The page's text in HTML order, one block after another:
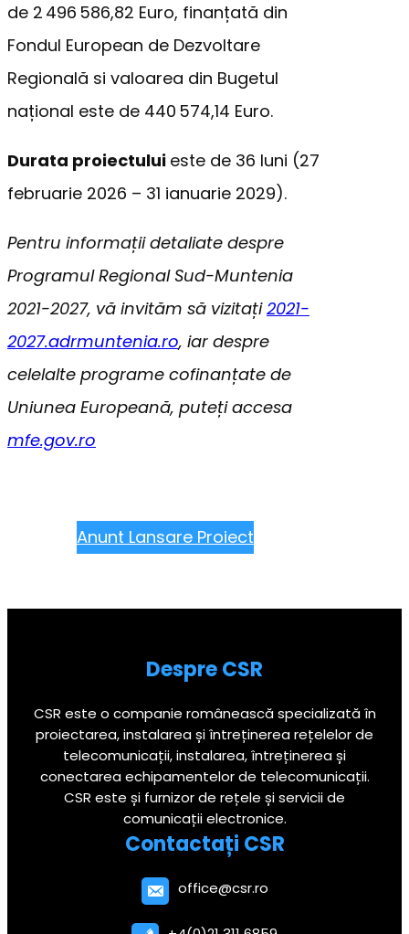
de 2 496 586,82 Euro, finanțată din
Fondul European de Dezvoltare
Regională si valoarea din Bugetul
național este de 440 574,14 Euro.
Durata proiectului este de 36 luni (27
februarie 2026 – 31 ianuarie 2029).
Pentru informații detaliate despre
Programul Regional Sud-Muntenia
2021-2027, vă invităm să vizitați2021-
2027.adrmuntenia.ro, iar despre
celelalte programe cofinanțate de
Uniunea Europeană, puteți accesa
mfe.gov.ro
Anunt Lansare Proiect
DespreCSR
CSR este o companie românească specializată în
proiectarea, instalarea și întreținerea rețelelor de
telecomunicații, instalarea, întreținerea și
conectarea echipamentelor de telecomunicații.
CSR este și furnizor de rețele și servicii de
comunicații electronice.
Contactați CSR
office@csr.ro